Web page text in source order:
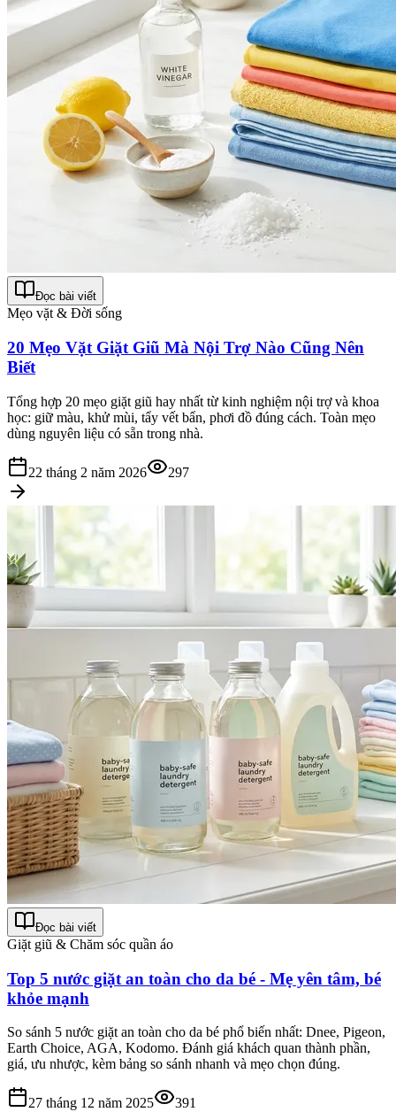
Đọc bài viết
Mẹo vặt & Đời sống
20 Mẹo Vặt Giặt Giũ Mà Nội Trợ Nào Cũng Nên
Biết
Tổng hợp 20 mẹo giặt giũ hay nhất từ kinh nghiệm nội trợ và khoa
học: giữ màu, khử mùi, tẩy vết bẩn, phơi đồ đúng cách. Toàn mẹo
dùng nguyên liệu có sẵn trong nhà.
22 tháng 2 năm 2026 297
Đọc bài viết
Giặt giũ & Chăm sóc quần áo
Top 5 nước giặt an toàn cho da bé - Mẹ yên tâm, bé
khỏe mạnh
So sánh 5 nước giặt an toàn cho da bé phổ biến nhất: Dnee, Pigeon,
Earth Choice, AGA, Kodomo. Đánh giá khách quan thành phần,
giá, ưu nhược, kèm bảng so sánh nhanh và mẹo chọn đúng.
27 tháng 12 năm 2025 391